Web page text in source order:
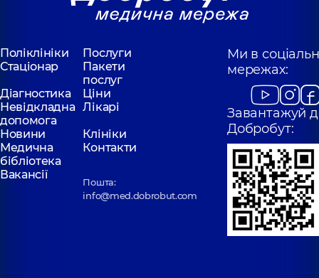
Вадимівна
Рентгенолог,
Сергіївна
Рентгенолог,
років досвіду
Мартинчук
Олександрівна
Рентген-лаборант;
Цикун Дмитро
Володимирович
Рентгенолог,9
років досвіду
Качуровський
Олег Петрович
Поліклініки
Послуги
Стаціонар
Пакети
послуг
Діагностика
Ціни
Невідкладна
допомога
Лікарі
Новини
Клініки
Медична
бібліотека
Контакти
Вакансії
Пошта:
info@med.dobrobut.com
Ми в
мережах:
Завантажуй
Добробут: